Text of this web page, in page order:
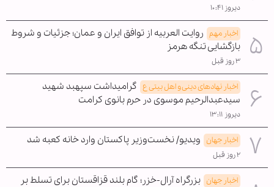
دیروز ۱۰:۴۱
اخبار مهم روایت العربیه از توافق ایران و عمان؛ جزئیات و شروط
بازگشایی تنگه هرمز
۳ روز قبل
اخبار نهادهای دینی و اهل بیتی ع گرامیداشت سپهبد شهید
سیدعبدالرحیم موسوی در حرم بانوی کرامت
دیروز ۱۳:۱۱
اخبار جهان ویدیو/ نخست‌وزیر پاکستان وارد خانه کعبه شد
۲ روز قبل
اخبار جهان بزرگراه آرال-خزر؛ گام بلند قزاقستان برای تسلط بر